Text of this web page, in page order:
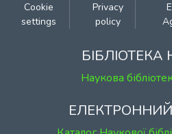
Cookie
settings
Privacy
policy
Наукова